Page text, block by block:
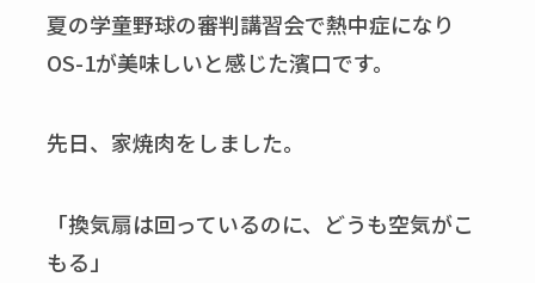
夏の学童野球の審判講習会で熱中症になり
OS-1が美味しいと感じた濱口です。
先日、家焼肉をしました。
「換気扇は回っているのに、どうも空気がこ
もる」